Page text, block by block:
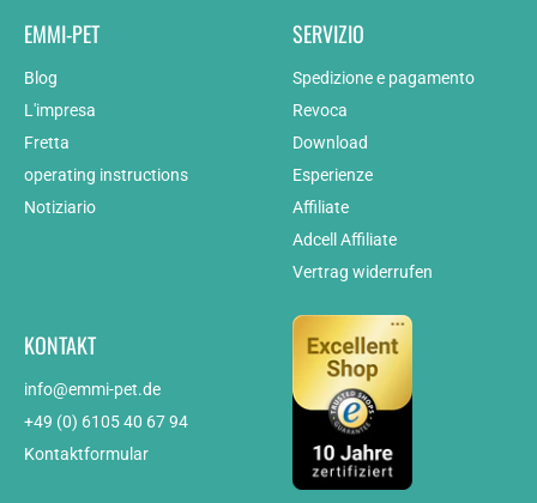
EMMI-PET
Blog
L'impresa
Fretta
operating instructions
Notiziario
SERVIZIO
Spedizione e pagamento
Revoca
Download
Esperienze
Affiliate
Adcell Affiliate
Vertrag widerrufen
KONTAKT
info@emmi-pet.de
+49 (0) 6105 40 67 94
Kontaktformular